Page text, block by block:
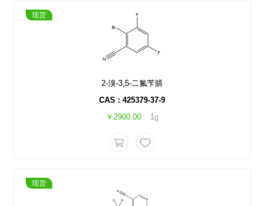
现货
2-溴-3,5-二氟苄腈
CAS : 425379-37-9
￥2900.00
1g
现货